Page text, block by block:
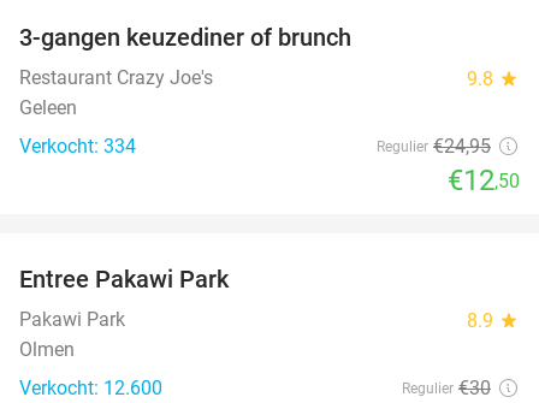
3-gangen keuzediner of brunch
Restaurant Crazy Joe's 9.8 star
Geleen
Verkocht: 334
Regulier €24,95
€12,50
Entree Pakawi Park
Pakawi Park 8.9 star
Olmen
Verkocht: 12.600
Regulier €30